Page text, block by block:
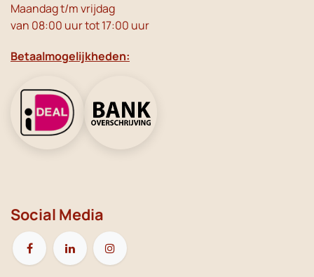
Maandag t/m vrijdag
van 08:00 uur tot 17:00 uur
Betaalmogelijkheden:
Social Media